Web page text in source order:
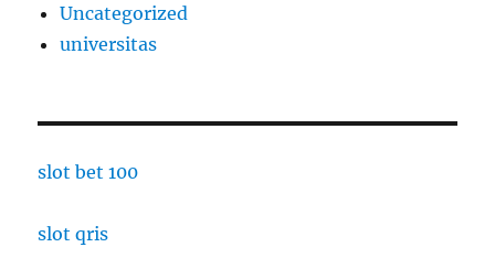
Uncategorized
universitas
slot bet 100
slot qris